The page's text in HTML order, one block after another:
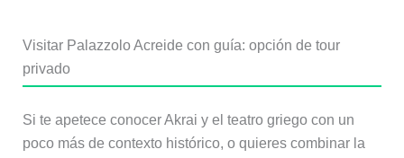
Visitar Palazzolo Acreide con guía: opción de tour
privado
Si te apetece conocer Akrai y el teatro griego con un
poco más de contexto histórico, o quieres combinar la